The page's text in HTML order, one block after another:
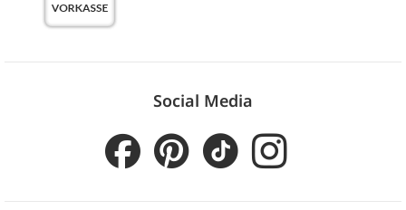
Social Media